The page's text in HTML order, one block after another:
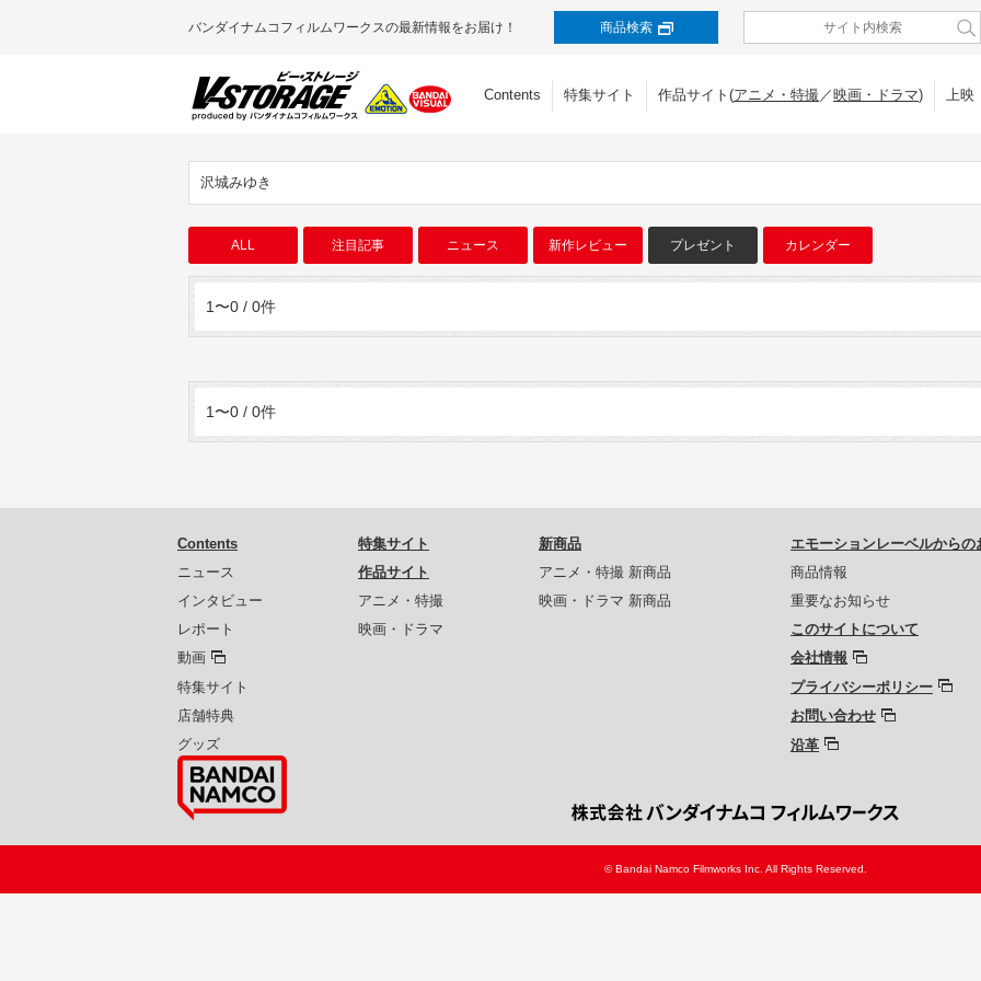
バンダイナムコフィルムワークスの最新情報をお届け！ 商品検索
Contents 特集サイト 作品サイト(アニメ・特撮／映画・ドラマ) 上映
沢城みゆき
ALL 注目記事 ニュース 新作レビュー プレゼント カレンダー
1〜0 / 0件
1〜0 / 0件
Contents
ニュース
インタビュー
レポート
動画
特集サイト
店舗特典
グッズ
特集サイト
作品サイト
アニメ・特撮
映画・ドラマ
新商品
アニメ・特撮 新商品
映画・ドラマ 新商品
エモーションレーベルからの
商品情報
重要なお知らせ
このサイトについて
会社情報
プライバシーポリシー
お問い合わせ
沿革
© Bandai Namco Filmworks Inc. All Rights Reserved.